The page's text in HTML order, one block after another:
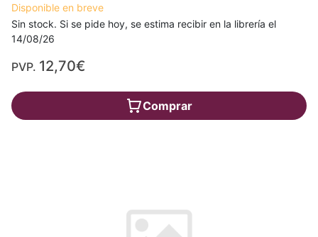
Disponible en breve
Sin stock. Si se pide hoy, se estima recibir en la librería el
14/08/26
PVP. 12,70€
Comprar